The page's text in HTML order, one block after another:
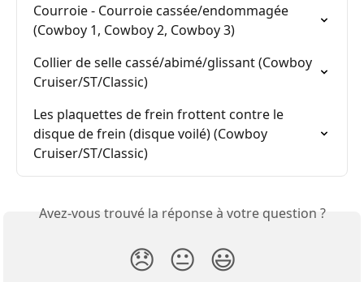
Courroie - Courroie cassée/endommagée
(Cowboy 1, Cowboy 2, Cowboy 3)
Collier de selle cassé/abimé/glissant (Cowboy
Cruiser/ST/Classic)
Les plaquettes de frein frottent contre le
disque de frein (disque voilé) (Cowboy
Cruiser/ST/Classic)
Avez-vous trouvé la réponse à votre question ?
😞 😐 😃